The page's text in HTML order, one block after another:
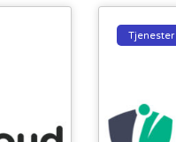
Tjenester